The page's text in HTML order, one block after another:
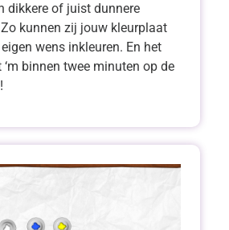
dikkere of juist dunnere
kunnen zij jouw kleurplaat
wens inkleuren. En het
binnen twee minuten op de